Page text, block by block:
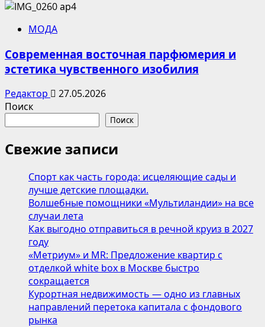
МОДА
Современная восточная парфюмерия и
эстетика чувственного изобилия
Редактор
27.05.2026
Поиск
Поиск
Свежие записи
Спорт как часть города: исцеляющие сады и
лучше детские площадки.
Волшебные помощники «Мультиландии» на все
случаи лета
Как выгодно отправиться в речной круиз в 2027
году
«Метриум» и MR: Предложение квартир с
отделкой white box в Москве быстро
сокращается
Курортная недвижимость — одно из главных
направлений перетока капитала с фондового
рынка